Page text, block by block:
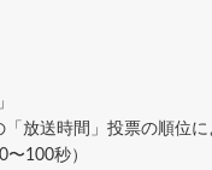
放送時間」投票の順位
100秒）